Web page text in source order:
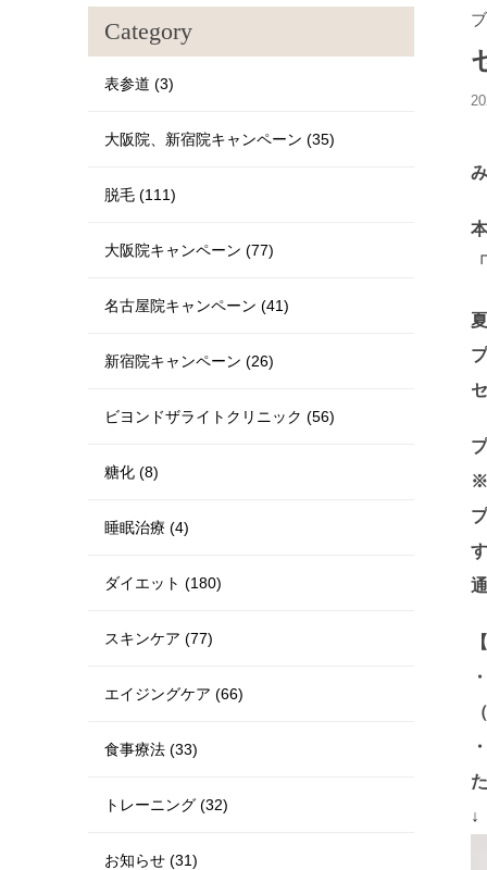
「
※
す
↓
Category
表参道 (3)
大阪院、新宿院キャンペーン (35)
脱毛 (111)
大阪院キャンペーン (77)
名古屋院キャンペーン (41)
新宿院キャンペーン (26)
ビヨンドザライトクリニック (56)
糖化 (8)
睡眠治療 (4)
ダイエット (180)
スキンケア (77)
エイジングケア (66)
食事療法 (33)
トレーニング (32)
お知らせ (31)